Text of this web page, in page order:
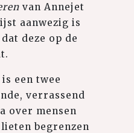
van Annejet
aanwezig is
deze op de
is een twee
verrassend
over mensen
begrenzen